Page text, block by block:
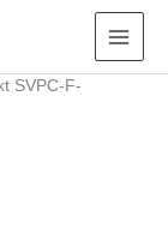
SVPC-F-